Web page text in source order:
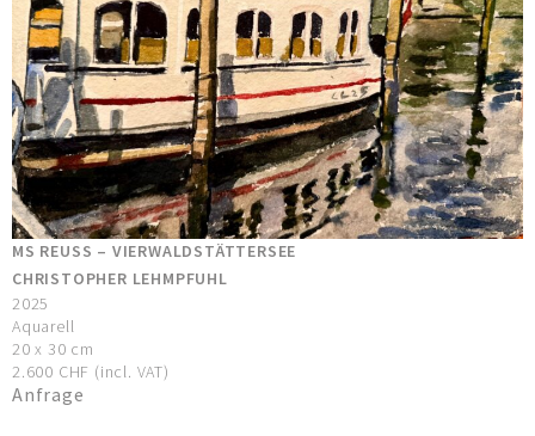
MS REUSS – VIERWALDSTÄTTERSEE
CHRISTOPHER LEHMPFUHL
2025
Aquarell
20 x 30 cm
2.600 CHF (incl. VAT)
Anfrage